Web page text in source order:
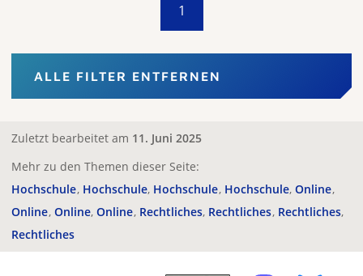
1
ALLE FILTER ENTFERNEN
Zuletzt bearbeitet am 11. Juni 2025
Mehr zu den Themen dieser Seite:
Hochschule Hochschule Hochschule Hochschule Online
Online Online Online Rechtliches Rechtliches Rechtliches
Rechtliches